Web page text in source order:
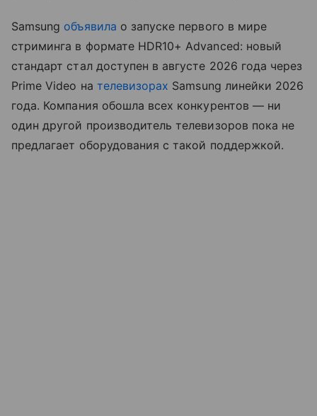
Samsung объявила о запуске первого в мире
стриминга в формате HDR10+ Advanced: новый
стандарт стал доступен в августе 2026 года через
Prime Video на телевизорах Samsung линейки 2026
года. Компания обошла всех конкурентов — ни
один другой производитель телевизоров пока не
предлагает оборудования с такой поддержкой.